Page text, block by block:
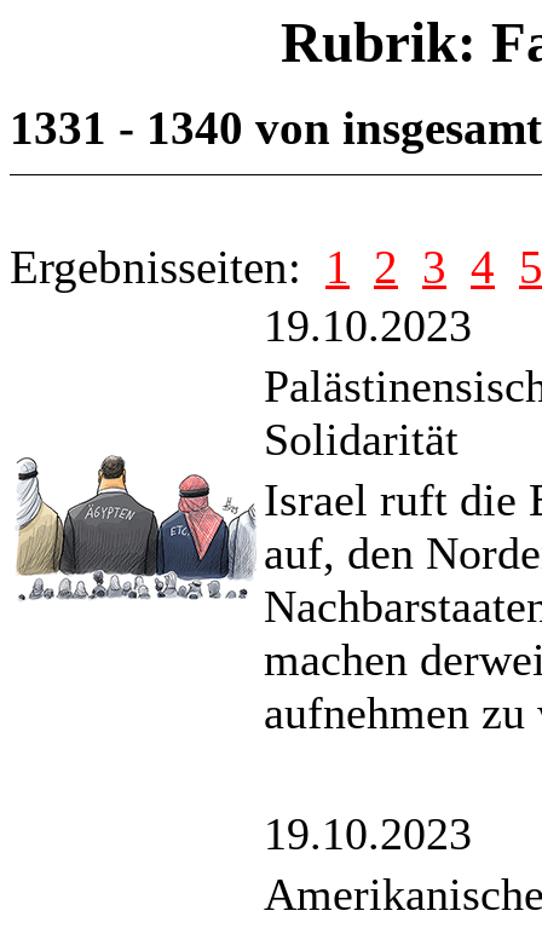
Rubrik:
1331 - 1340 von
Ergebnisseiten: 1 2 3 4 5
19.10.2023
Solidarität
Israel ruft die
auf, den
machen
aufnehmen
19.10.2023